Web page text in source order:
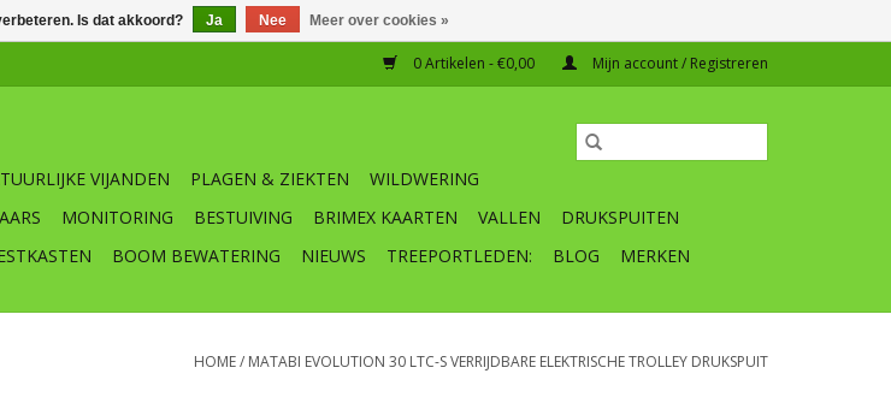
0 Artikelen - €0,00 Mijn account / Registreren
VIJANDEN PLAGEN & ZIEKTEN
WILDWERING
MONITORING BESTUIVING BRIMEX KAARTEN VALLEN
DRUKSPUITEN
BOOM BEWATERING NIEUWS TREEPORTLEDEN: BLOG MERKEN
HOME/ MATABI EVOLUTION 30 LTC-S VERRIJDBARE ELEKTRISCHE TROLLEY DRUKSPUIT
Is dat akkoord? Ja Nee Meer over cookies »